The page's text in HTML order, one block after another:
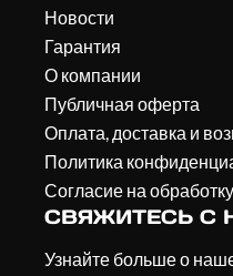
Новости
Гарантия
О компании
Публичная оферта
Оплата, доставка и
Политика
Согласие на
СВЯЖИТЕСЬ С
Узнайте больше о